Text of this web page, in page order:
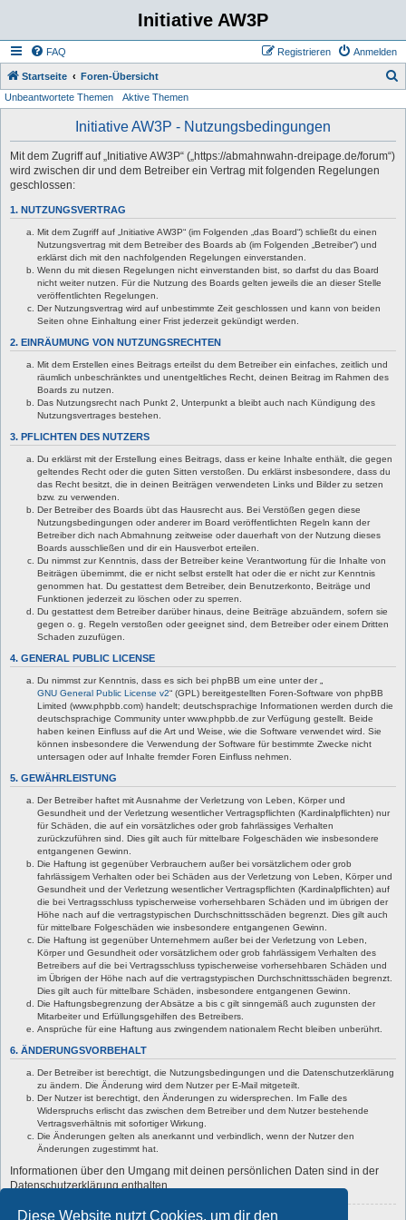
Diese Website nutzt Cookies, um dir den
Initiative AW3P
FAQ Anmelden
Registrieren
Startseite Foren-Übersicht
Unbeantwortete Themen Aktive Themen
Initiative AW3P - Nutzungsbedingungen
Mit dem Zugriff auf „Initiative AW3P“ („https://abmahnwahn-dreipage.de/forum“)
wird zwischen dir und dem Betreiber ein Vertrag mit folgenden Regelungen
geschlossen:
1. NUTZUNGSVERTRAG
Mit dem Zugriff auf „Initiative AW3P“ (im Folgenden „das Board“) schließt du einen
Nutzungsvertrag mit dem Betreiber des Boards ab (im Folgenden „Betreiber“) und
erklärst dich mit den nachfolgenden Regelungen einverstanden.
Wenn du mit diesen Regelungen nicht einverstanden bist, so darfst du das Board
nicht weiter nutzen. Für die Nutzung des Boards gelten jeweils die an dieser Stelle
veröffentlichten Regelungen.
Der Nutzungsvertrag wird auf unbestimmte Zeit geschlossen und kann von beiden
Seiten ohne Einhaltung einer Frist jederzeit gekündigt werden.
2. EINRÄUMUNG VON NUTZUNGSRECHTEN
Mit dem Erstellen eines Beitrags erteilst du dem Betreiber ein einfaches, zeitlich und
räumlich unbeschränktes und unentgeltliches Recht, deinen Beitrag im Rahmen des
Boards zu nutzen.
Das Nutzungsrecht nach Punkt 2, Unterpunkt a bleibt auch nach Kündigung des
Nutzungsvertrages bestehen.
3. PFLICHTEN DES NUTZERS
Du erklärst mit der Erstellung eines Beitrags, dass er keine Inhalte enthält, die gegen
geltendes Recht oder die guten Sitten verstoßen. Du erklärst insbesondere, dass du
das Recht besitzt, die in deinen Beiträgen verwendeten Links und Bilder zu setzen
bzw. zu verwenden.
Der Betreiber des Boards übt das Hausrecht aus. Bei Verstößen gegen diese
Nutzungsbedingungen oder anderer im Board veröffentlichten Regeln kann der
Betreiber dich nach Abmahnung zeitweise oder dauerhaft von der Nutzung dieses
Boards ausschließen und dir ein Hausverbot erteilen.
Du nimmst zur Kenntnis, dass der Betreiber keine Verantwortung für die Inhalte von
Beiträgen übernimmt, die er nicht selbst erstellt hat oder die er nicht zur Kenntnis
genommen hat. Du gestattest dem Betreiber, dein Benutzerkonto, Beiträge und
Funktionen jederzeit zu löschen oder zu sperren.
Du gestattest dem Betreiber darüber hinaus, deine Beiträge abzuändern, sofern sie
gegen o. g. Regeln verstoßen oder geeignet sind, dem Betreiber oder einem Dritten
Schaden zuzufügen.
4. GENERAL PUBLIC LICENSE
Du nimmst zur Kenntnis, dass es sich bei phpBB um eine unter der „
GNU General Public License v2“ (GPL) bereitgestellten Foren-Software von phpBB
Limited (www.phpbb.com) handelt; deutschsprachige Informationen werden durch die
deutschsprachige Community unter www.phpbb.de zur Verfügung gestellt. Beide
haben keinen Einfluss auf die Art und Weise, wie die Software verwendet wird. Sie
können insbesondere die Verwendung der Software für bestimmte Zwecke nicht
untersagen oder auf Inhalte fremder Foren Einfluss nehmen.
5. GEWÄHRLEISTUNG
Der Betreiber haftet mit Ausnahme der Verletzung von Leben, Körper und
Gesundheit und der Verletzung wesentlicher Vertragspflichten (Kardinalpflichten) nur
für Schäden, die auf ein vorsätzliches oder grob fahrlässiges Verhalten
zurückzuführen sind. Dies gilt auch für mittelbare Folgeschäden wie insbesondere
entgangenen Gewinn.
Die Haftung ist gegenüber Verbrauchern außer bei vorsätzlichem oder grob
fahrlässigem Verhalten oder bei Schäden aus der Verletzung von Leben, Körper und
Gesundheit und der Verletzung wesentlicher Vertragspflichten (Kardinalpflichten) auf
die bei Vertragsschluss typischerweise vorhersehbaren Schäden und im übrigen der
Höhe nach auf die vertragstypischen Durchschnittsschäden begrenzt. Dies gilt auch
für mittelbare Folgeschäden wie insbesondere entgangenen Gewinn.
Die Haftung ist gegenüber Unternehmern außer bei der Verletzung von Leben,
Körper und Gesundheit oder vorsätzlichem oder grob fahrlässigem Verhalten des
Betreibers auf die bei Vertragsschluss typischerweise vorhersehbaren Schäden und
im Übrigen der Höhe nach auf die vertragstypischen Durchschnittsschäden begrenzt.
Dies gilt auch für mittelbare Schäden, insbesondere entgangenen Gewinn.
Die Haftungsbegrenzung der Absätze a bis c gilt sinngemäß auch zugunsten der
Mitarbeiter und Erfüllungsgehilfen des Betreibers.
Ansprüche für eine Haftung aus zwingendem nationalem Recht bleiben unberührt.
6. ÄNDERUNGSVORBEHALT
Der Betreiber ist berechtigt, die Nutzungsbedingungen und die Datenschutzerklärung
zu ändern. Die Änderung wird dem Nutzer per E-Mail mitgeteilt.
Der Nutzer ist berechtigt, den Änderungen zu widersprechen. Im Falle des
Widerspruchs erlischt das zwischen dem Betreiber und dem Nutzer bestehende
Vertragsverhältnis mit sofortiger Wirkung.
Die Änderungen gelten als anerkannt und verbindlich, wenn der Nutzer den
Änderungen zugestimmt hat.
Informationen über den Umgang mit deinen persönlichen Daten sind in der
Datenschutzerklärung enthalten.